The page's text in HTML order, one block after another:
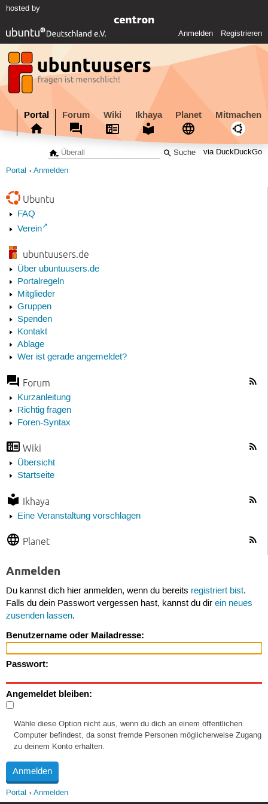
hosted by
Anmelden Registrieren
Portal Forum Wiki Ikhaya Planet Mitmachen
via DuckDuckGo
Portal Anmelden
Ubuntu
FAQ
Verein
ubuntuusers.de
Über ubuntuusers.de
Portalregeln
Mitglieder
Gruppen
Spenden
Kontakt
Ablage
Wer ist gerade angemeldet?
Forum
Kurzanleitung
Richtig fragen
Foren-Syntax
Wiki
Übersicht
Startseite
Ikhaya
Eine Veranstaltung vorschlagen
Planet
Anmelden
Du kannst dich hier anmelden, wenn du bereits registriert bist.
Falls du dein Passwort vergessen hast, kannst du dir ein neues
zusenden lassen.
Benutzername oder Mailadresse:
Passwort:
Angemeldet bleiben:
Wähle diese Option nicht aus, wenn du dich an einem öffentlichen
Computer befindest, da sonst fremde Personen möglicherweise Zugang
zu deinem Konto erhalten.
Portal Anmelden